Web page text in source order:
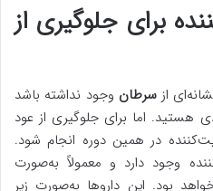
برای جلوگیری از
ازسرطان وجود نداشته باشد
هستید. اما برای جلوگیری از عود
در همین دوره انجام شود.
وجود دارد و معمولاً به‌صورت
بود. این داروها به‌صورت زیر